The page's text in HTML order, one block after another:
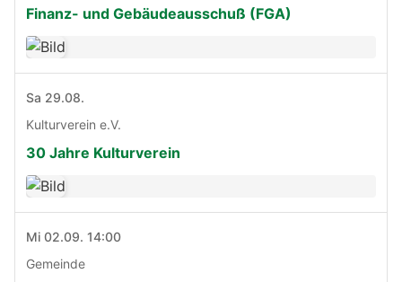
Finanz- und Gebäudeausschuß (FGA)
Sa 29.08.
Kulturverein e.V.
30 Jahre Kulturverein
Mi 02.09. 14:00
Gemeinde